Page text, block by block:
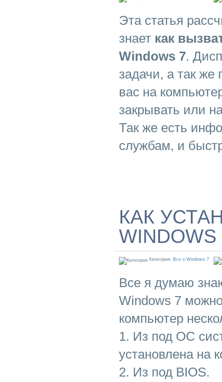
Эта статья
знает как
Windows 7.
задачи, а так
вас на
закрывать или
Так же есть
службам, и
КАК
Категория: Все о Windows 7
Все я думаю
Windows 7
компьютер
1. Из под ОС
установлена на
2. Из под BIOS.